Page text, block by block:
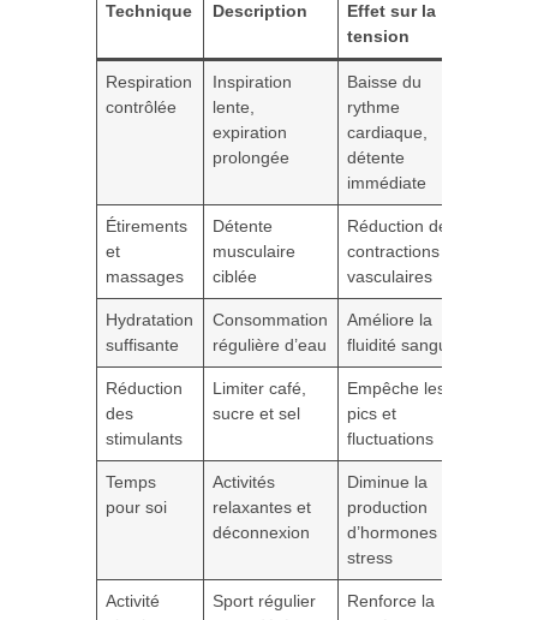
Technique Description
Effet sur la
tension
Respiration
contrôlée
Inspiration
lente,
expiration
prolongée
Baisse du
rythme
cardiaque,
détente
immédiate
Étirements
et
massages
Détente
musculaire
ciblée
Réduction des
contractions
vasculaires
Hydratation
suffisante
Consommation
régulière d’eau
Améliore la
fluidité sanguine
Réduction
des
stimulants
Limiter café,
sucre et sel
Empêche les
pics et
fluctuations
Temps
pour soi
Activités
relaxantes et
déconnexion
Diminue la
production
d’hormones du
stress
Activité
Sport régulier
Renforce la